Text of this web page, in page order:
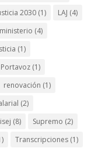
2030(1) LAJ (4)
ministerio (4)
(1)
Portavoz(1)
renovación (1)
(2)
(8) Supremo (2)
Transcripciones(1)